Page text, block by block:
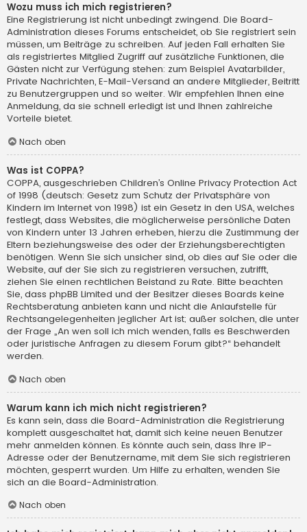
Wozu muss ich mich registrieren?
Eine Registrierung ist nicht unbedingt zwingend. Die Board-
Administration dieses Forums entscheidet, ob Sie registriert sein
müssen, um Beiträge zu schreiben. Auf jeden Fall erhalten Sie
als registriertes Mitglied Zugriff auf zusätzliche Funktionen, die
Gästen nicht zur Verfügung stehen: zum Beispiel Avatarbilder,
Private Nachrichten, E-Mail-Versand an andere Mitglieder, Beitritt
zu Benutzergruppen und so weiter. Wir empfehlen Ihnen eine
Anmeldung, da sie schnell erledigt ist und Ihnen zahlreiche
Vorteile bietet.
Nach oben
Was ist COPPA?
COPPA, ausgeschrieben Children’s Online Privacy Protection Act
of 1998 (deutsch: Gesetz zum Schutz der Privatsphäre von
Kindern im Internet von 1998) ist ein Gesetz in den USA, welches
festlegt, dass Websites, die möglicherweise persönliche Daten
von Kindern unter 13 Jahren erheben, hierzu die Zustimmung der
Eltern beziehungsweise des oder der Erziehungsberechtigten
benötigen. Wenn Sie sich unsicher sind, ob dies auf Sie oder die
Website, auf der Sie sich zu registrieren versuchen, zutrifft,
ziehen Sie einen rechtlichen Beistand zu Rate. Bitte beachten
Sie, dass phpBB Limited und der Besitzer dieses Boards keine
Rechtsberatung anbieten kann und nicht die Anlaufstelle für
Rechtsangelegenheiten jeglicher Art ist; außer solchen, die unter
der Frage „An wen soll ich mich wenden, falls es Beschwerden
oder juristische Anfragen zu diesem Forum gibt?“ behandelt
werden.
Nach oben
Warum kann ich mich nicht registrieren?
Es kann sein, dass die Board-Administration die Registrierung
komplett ausgeschaltet hat, damit sich keine neuen Benutzer
mehr anmelden können. Es könnte auch sein, dass Ihre IP-
Adresse oder der Benutzername, mit dem Sie sich registrieren
möchten, gesperrt wurden. Um Hilfe zu erhalten, wenden Sie
sich an die Board-Administration.
Nach oben